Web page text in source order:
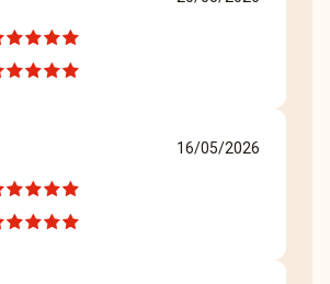
16/05/2026